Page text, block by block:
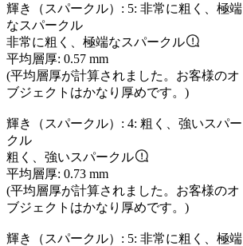
輝き（スパークル）: 5: 非常に粗く、極端
なスパークル
非常に粗く、極端なスパークル
平均層厚: 0.57 mm
(平均層厚が計算されました。お客様のオ
ブジェクトはかなり厚めです。)
輝き（スパークル）: 4: 粗く、強いスパー
クル
粗く、強いスパークル
平均層厚: 0.73 mm
(平均層厚が計算されました。お客様のオ
ブジェクトはかなり厚めです。)
輝き（スパークル）: 5: 非常に粗く、極端